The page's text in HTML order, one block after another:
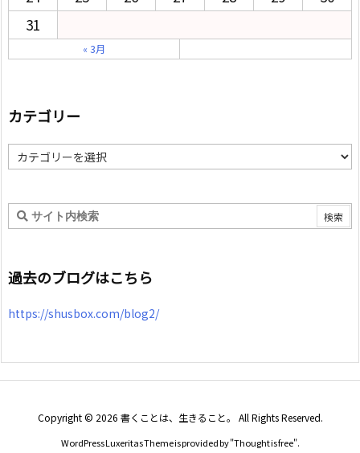
31
« 3月
カテゴリー
カ
テ
リ
ー
過去のブログはこちら
https://shusbox.com/blog2/
Copyright © 2026 書くことは、生きること。 All Rights Reserved.
WordPress Luxeritas Theme is provided by "Thought is free".